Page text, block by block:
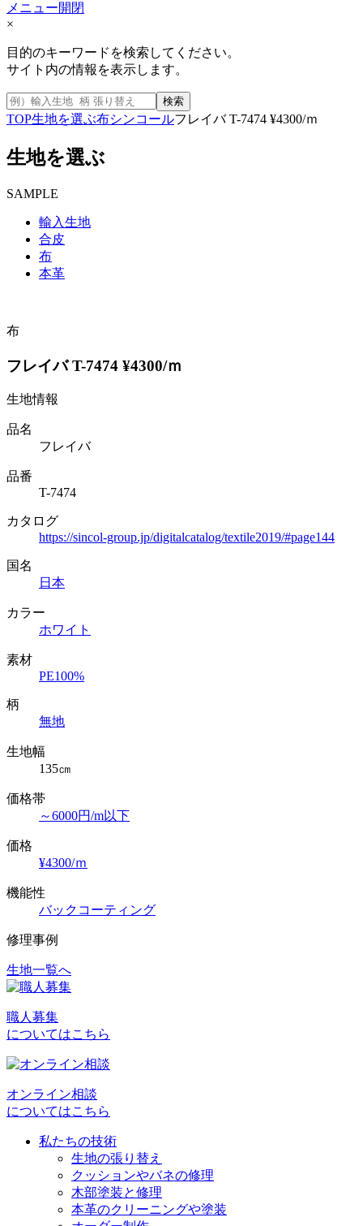
メニュー開閉
×
目的のキーワードを検索してください。
サイト内の情報を表示します。
検索
TOP生地を選ぶ布シンコールフレイバ T-7474 ¥4300/ｍ
生地を選ぶ
SAMPLE
輸入生地
合皮
布
本革
布
フレイバ T-7474 ¥4300/ｍ
生地情報
品名
フレイバ
品番
T-7474
カタログ
https://sincol-group.jp/digitalcatalog/textile2019/#page144
国名
日本
カラー
ホワイト
素材
PE100%
柄
無地
生地幅
135㎝
価格帯
～6000円/m以下
価格
¥4300/ｍ
機能性
バックコーティング
修理事例
投
ナ
ビ
ー
生地一覧へ
職人募集
についてはこちら
オンライン相談
についてはこちら
私たちの技術
生地の張り替え
クッションやバネの修理
木部塗装と修理
本革のクリーニングや塗装